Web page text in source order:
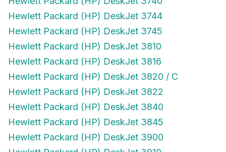
Hewlett Packard (HP) DeskJet 3744
Hewlett Packard (HP) DeskJet 3745
Hewlett Packard (HP) DeskJet 3810
Hewlett Packard (HP) DeskJet 3816
Hewlett Packard (HP) DeskJet 3820 / C
Hewlett Packard (HP) DeskJet 3822
Hewlett Packard (HP) DeskJet 3840
Hewlett Packard (HP) DeskJet 3845
Hewlett Packard (HP) DeskJet 3900
Hewlett Packard (HP) DeskJet 3910